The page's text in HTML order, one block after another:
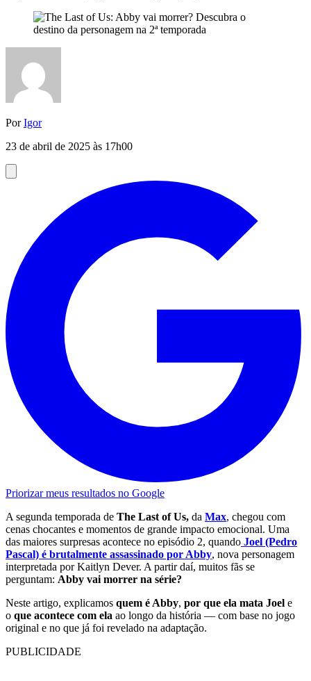
PorIgor
23 de abril de 2025 às 17h00
Priorizar meus resultados no Google
A segunda temporada de The Last of Us, da Max, chegou com
cenas chocantes e momentos de grande impacto emocional. Uma
das maiores surpresas acontece no episódio 2, quando Joel (Pedro
Pascal) é brutalmente assassinado por Abby, nova personagem
interpretada por Kaitlyn Dever. A partir daí, muitos fãs se
perguntam: Abby vai morrer na série?
Neste artigo, explicamos quem é Abby, por que ela mata Joel e
o que acontece com ela ao longo da história — com base no jogo
original e no que já foi revelado na adaptação.
PUBLICIDADE